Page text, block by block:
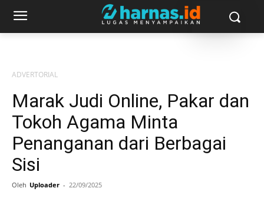
ADVERTORIAL
Marak Judi Online, Pakar dan
Tokoh Agama Minta
Penanganan dari Berbagai
Sisi
Oleh Uploader - 22/09/2025